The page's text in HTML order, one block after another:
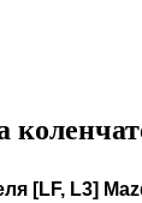
[LF, L3]